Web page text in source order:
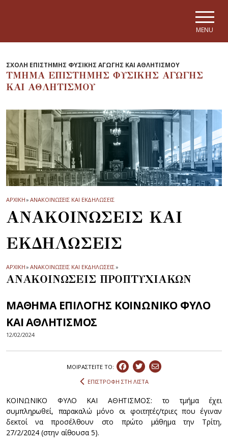
MENU
ΣΧΟΛΗ ΕΠΙΣΤΗΜΗΣ ΦΥΣΙΚΗΣ ΑΓΩΓΗΣ ΚΑΙ ΑΘΛΗΤΙΣΜΟΥ
ΤΜΗΜΑ ΕΠΙΣΤΗΜΗΣ ΦΥΣΙΚΗΣ ΑΓΩΓΗΣ
ΚΑΙ ΑΘΛΗΤΙΣΜΟΥ
ΑΡΧΙΚΗ» ΑΝΑΚΟΙΝΩΣΕΙΣ ΚΑΙ ΕΚΔΗΛΩΣΕΙΣ
ΑΝΑΚΟΙΝΩΣΕΙΣ ΚΑΙ
ΕΚΔΗΛΩΣΕΙΣ
ΑΡΧΙΚΗ» ΑΝΑΚΟΙΝΩΣΕΙΣ ΚΑΙ ΕΚΔΗΛΩΣΕΙΣ»
ΑΝΑΚΟΙΝΩΣΕΙΣ ΠΡΟΠΤΥΧΙΑΚΩΝ
ΜΑΘΗΜΑ ΕΠΙΛΟΓΗΣ ΚΟΙΝΩΝΙΚΟ ΦΥΛΟ
ΚΑΙ ΑΘΛΗΤΙΣΜΟΣ
12/02/2024
ΜΟΙΡΑΣΤEIΤΕ ΤΟ:
ΕΠΙΣΤΡΟΦΗ ΣΤΗ ΛΙΣΤΑ
ΚΟΙΝΩΝΙΚΟ ΦΥΛΟ ΚΑΙ ΑΘΗΤΙΣΜΟΣ: το τμήμα έχει
συμπληρωθεί, παρακαλώ μόνο οι φοιτητές/τριες που έγιναν
δεκτοί να προσέλθουν στο πρώτο μάθημα την Τρίτη,
27/2/2024 (στην αίθουσα 5).